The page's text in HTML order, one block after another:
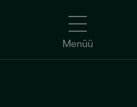
Menüü